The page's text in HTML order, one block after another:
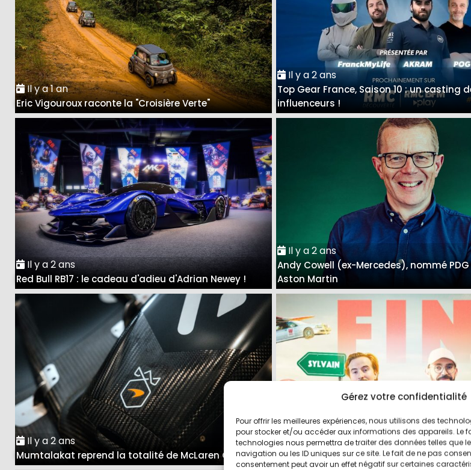
Gérez votre confidentialité
Pour offrir les meilleures expériences, nous utilisons des
pour stocker et/ou accéder aux informations des appareils. Le
technologies nous permettra de traiter des données telles que
navigation ou les ID uniques sur ce site. Le fait de ne pas
consentement peut avoir un effet négatif sur certaines
Il y a 1 an
Eric Vigouroux raconte la "Croisière Verte"
Il y a 2 ans
Top Gear France, Saison 10 : un casting
influenceurs !
Il y a 2 ans
Red Bull RB17 : le cadeau d'adieu d'Adrian Newey !
Il y a 2 ans
Andy Cowell (ex-Mercedes), nommé
Aston Martin
Il y a 2 ans
Mumtalakat reprend la totalité de McLaren Group
Il y a 3 ans
Pierre et Sylvain arrêtent l'aventure
YouTube